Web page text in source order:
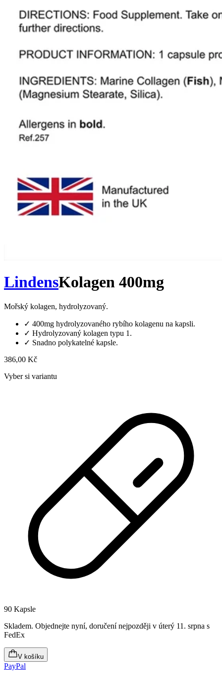
LindensKolagen 400mg
Mořský kolagen, hydrolyzovaný.
✓ 400mg hydrolyzovaného rybího kolagenu na kapsli.
✓ Hydrolyzovaný kolagen typu 1.
✓ Snadno polykatelné kapsle.
386,00 Kč
Vyber si variantu
90 Kapsle
Skladem. Objednejte nyní, doručení nejpozději v úterý 11. srpna s
FedEx
V košíku
PayPal